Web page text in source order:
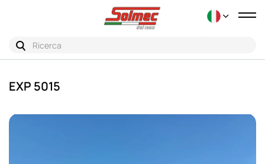
EXP 5015